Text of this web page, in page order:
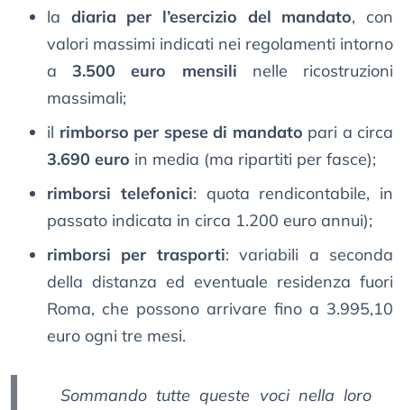
la diaria per l’esercizio del mandato, con
valori massimi indicati nei regolamenti intorno
a3.500 euro mensili nelle ricostruzioni
massimali;
il rimborso per spese di mandato pari a circa
3.690 euro in media (ma ripartiti per fasce);
rimborsi telefonici: quota rendicontabile, in
passato indicata in circa 1.200 euro annui);
rimborsi per trasporti: variabili a seconda
della distanza ed eventuale residenza fuori
Roma, che possono arrivare fino a 3.995,10
euro ogni tre mesi.
Sommando tutte queste voci nella loro